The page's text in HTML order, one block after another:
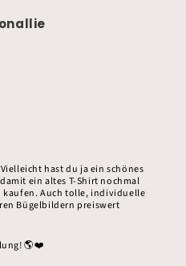
hast du ja ein schönes
ein altes T-Shirt nochmal
kaufen. Auch tolle, individuelle
Bügelbildern preiswert
🌎❤️